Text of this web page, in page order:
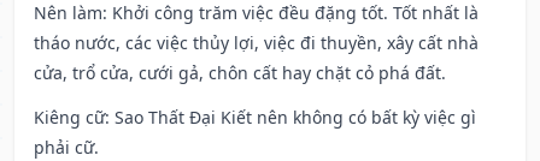
Nên làm: Khởi công trăm việc đều đặng tốt. Tốt nhất là
tháo nước, các việc thủy lợi, việc đi thuyền, xây cất nhà
cửa, trổ cửa, cưới gả, chôn cất hay chặt cỏ phá đất.
Kiêng cữ: Sao Thất Đại Kiết nên không có bất kỳ việc gì
phải cữ.